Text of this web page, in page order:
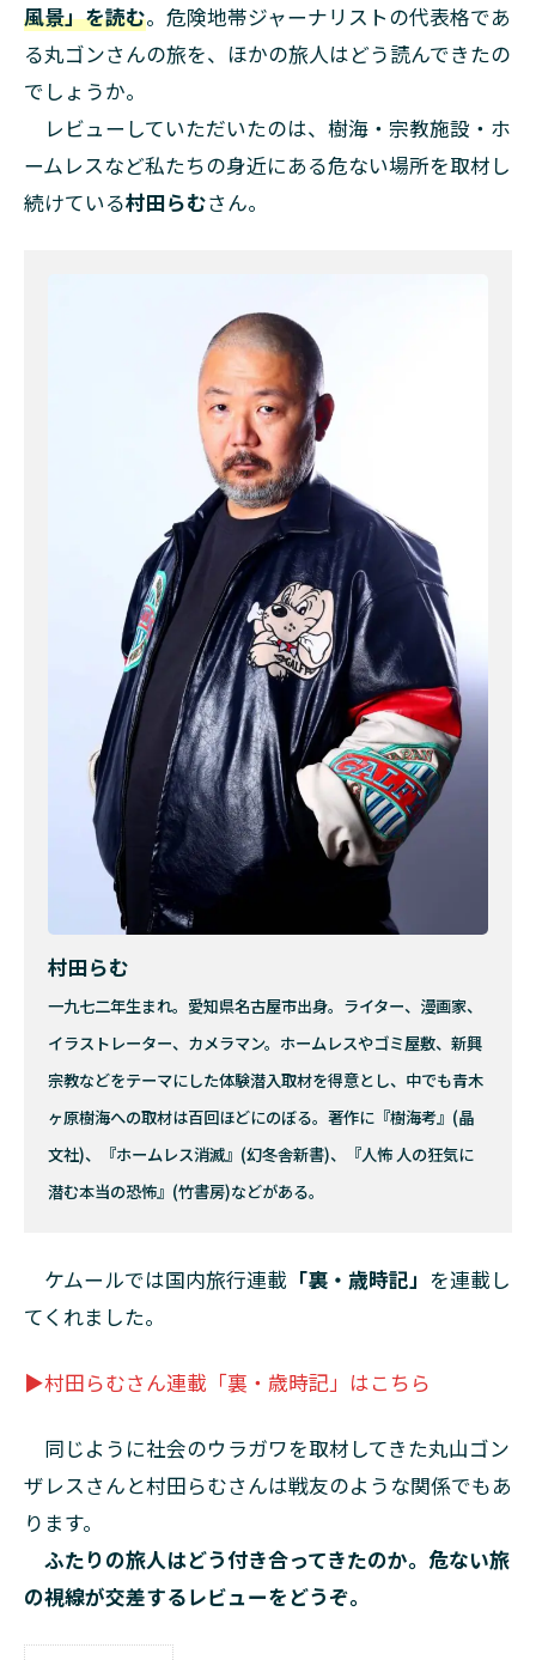
風景」を読む。危険地帯ジャーナリストの代表格であ
る丸ゴンさんの旅を、ほかの旅人はどう読んできたの
でしょうか。
レビューしていただいたのは、樹海・宗教施設・ホ
ームレスなど私たちの身近にある危ない場所を取材し
続けている村田らむさん。
村田らむ
一九七二年生まれ。愛知県名古屋市出身。ライター、漫画家、
イラストレーター、カメラマン。ホームレスやゴミ屋敷、新興
宗教などをテーマにした体験潜入取材を得意とし、中でも青木
ヶ原樹海への取材は百回ほどにのぼる。著作に『樹海考』(晶
文社)、『ホームレス消滅』(幻冬舎新書)、『人怖 人の狂気に
潜む本当の恐怖』(竹書房)などがある。
ケムールでは国内旅行連載 「裏・歳時記」 を連載し
てくれました。
▶村田らむさん連載「裏・歳時記」はこちら
同じように社会のウラガワを取材してきた丸山ゴン
ザレスさんと村田らむさんは戦友のような関係でもあ
ります。
ふたりの旅人はどう付き合ってきたのか。危ない旅
の視線が交差するレビューをどうぞ。